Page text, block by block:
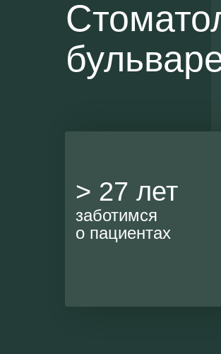
> 27 лет
заботимся
о пациентах